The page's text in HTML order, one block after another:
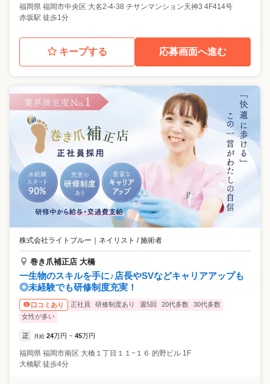
福岡県 福岡市中央区 大名2-4-38 チサンマンション天神3 4F414号
赤坂駅 徒歩1分
キープする 応募画面へ進む
株式会社ライトブルー ｜ ネイリスト / 施術者
巻き爪補正店 大橋
一生物のスキルを手に♪店長やSVなどキャリアアップも
◎未経験でも研修制度充実！
口コミあり 正社員 研修制度あり 週5回 20代多数
30代多数
女性が多い
正 月給 24万円 ~ 45万円
福岡県 福岡市南区 大橋１丁目１１−１６ 的野ビル 1F
大橋駅 徒歩4分